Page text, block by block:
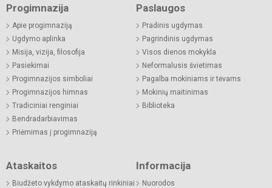
Progimnazija
Apie progimnaziją
Ugdymo aplinka
Misija, vizija, filosofija
Pasiekimai
Progimnazijos simboliai
Progimnazijos himnas
Tradiciniai renginiai
Bendradarbiavimas
Priėmimas į progimnaziją
Paslaugos
Pradinis ugdymas
Pagrindinis ugdymas
Visos dienos mokykla
Neformalusis švietimas
Pagalba mokiniams ir tėvams
Mokinių maitinimas
Biblioteka
Ataskaitos
Biudžeto vykdymo ataskaitų rinkiniai
Informacija
Nuorodos